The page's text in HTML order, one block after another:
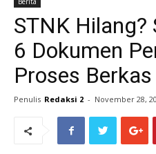
STNK Hilang?
6 Dokumen
Proses
Penulis Redaksi 2 - November 28,